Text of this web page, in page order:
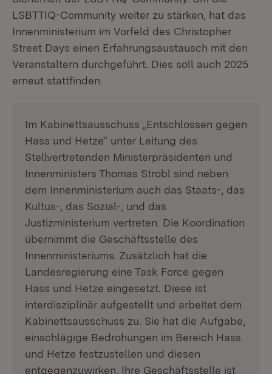
LSBTTIQ-Community weiter zu stärken, hat das
Innenministerium im Vorfeld des Christopher
Street Days einen Erfahrungsaustausch mit den
Veranstaltern durchgeführt. Dies soll auch 2025
erneut stattfinden.
Im Kabinettsausschuss „Entschlossen gegen
Hass und Hetze“ unter Leitung des
Stellvertretenden Ministerpräsidenten und
Innenministers Thomas Strobl sind neben
dem Innenministerium auch das Staats-, das
Kultus-, das Sozial-, und das
Justizministerium vertreten. Die Koordination
übernimmt die Geschäftsstelle des
Innenministeriums. Zusätzlich hat die
Landesregierung eine Task Force gegen
Hass und Hetze eingesetzt. Diese ist
interdisziplinär aufgestellt und arbeitet dem
Kabinettsausschuss zu. Sie hat die Aufgabe,
einschlägige Bedrohungen im Bereich Hass
und Hetze festzustellen und diesen
entgegenzuwirken. Ihre Geschäftsstelle ist